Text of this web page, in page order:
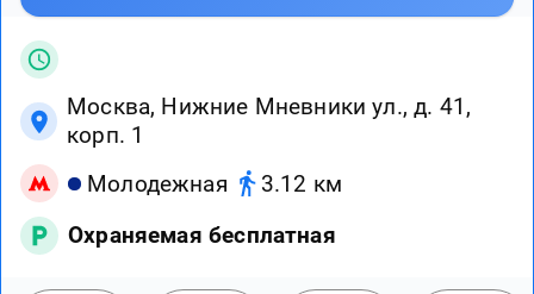
Москва, Нижние Мневники ул., д. 41,
корп. 1
Молодежная
3.12 км
Охраняемая бесплатная